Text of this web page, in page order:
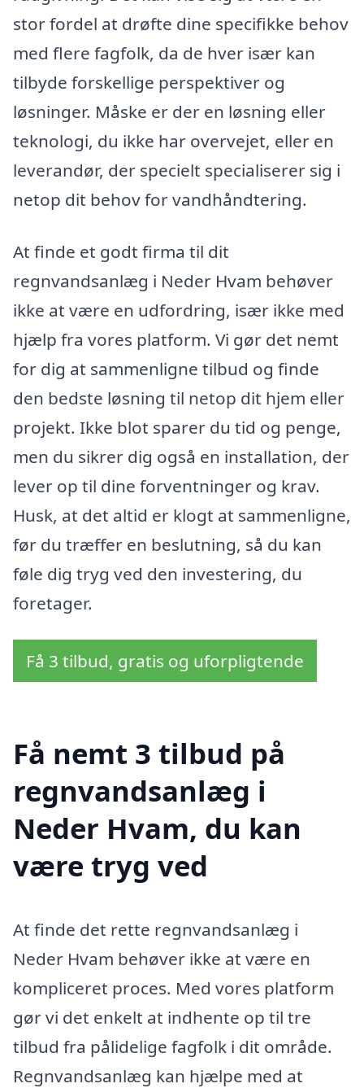
stor fordel at drøfte dine specifikke behov
med flere fagfolk, da de hver især kan
tilbyde forskellige perspektiver og
løsninger. Måske er der en løsning eller
teknologi, du ikke har overvejet, eller en
leverandør, der specielt specialiserer sig i
netop dit behov for vandhåndtering.
At finde et godt firma til dit
regnvandsanlæg i Neder Hvam behøver
ikke at være en udfordring, især ikke med
hjælp fra vores platform. Vi gør det nemt
for dig at sammenligne tilbud og finde
den bedste løsning til netop dit hjem eller
projekt. Ikke blot sparer du tid og penge,
men du sikrer dig også en installation, der
lever op til dine forventninger og krav.
Husk, at det altid er klogt at sammenligne,
før du træffer en beslutning, så du kan
føle dig tryg ved den investering, du
foretager.
Få 3 tilbud, gratis og uforpligtende
Få nemt 3 tilbud på
regnvandsanlæg i
Neder Hvam, du kan
være tryg ved
At finde det rette regnvandsanlæg i
Neder Hvam behøver ikke at være en
kompliceret proces. Med vores platform
gør vi det enkelt at indhente op til tre
tilbud fra pålidelige fagfolk i dit område.
Regnvandsanlæg kan hjælpe med at